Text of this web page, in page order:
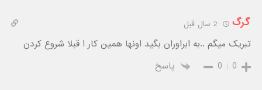
گرگ
تبریک میگم ..به ابراوران بگید اونها همین کار ا قبلا شروع کردن
0
0 پاسخ